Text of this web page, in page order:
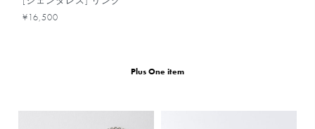
¥16,500
Plus One item